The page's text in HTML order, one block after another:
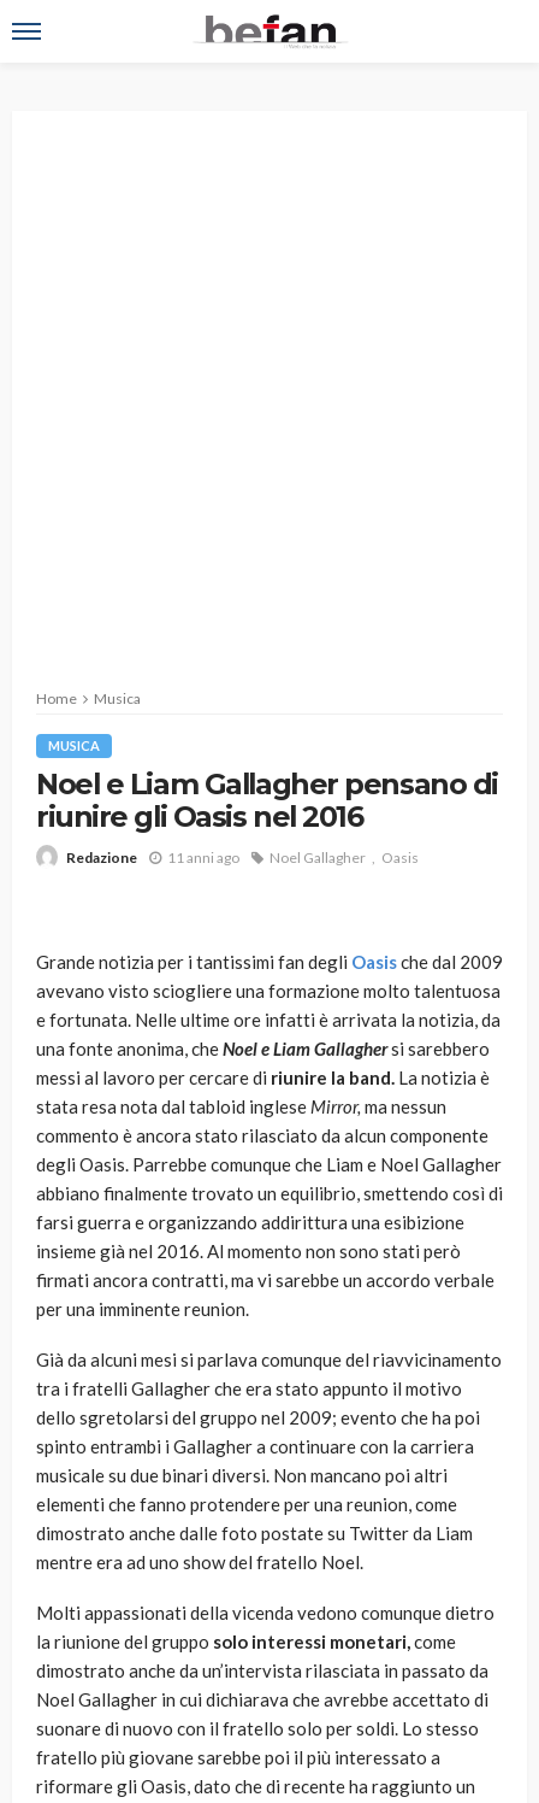
Home Musica
MUSICA
Noel e Liam Gallagher pensano di
riunire gli Oasis nel 2016
Redazione 11 anni ago Noel Gallagher Oasis
Grande notizia per i tantissimi fan degli Oasische dal 2009
avevano visto sciogliere una formazione molto talentuosa
e fortunata. Nelle ultime ore infatti è arrivata la notizia, da
una fonte anonima, cheNoel e Liam Gallaghersi sarebbero
messi al lavoro per cercare di riunire la band. La notizia è
stata resa nota dal tabloid inglese Mirror, ma nessun
commento è ancora stato rilasciato da alcun componente
degli Oasis. Parrebbe comunque che Liam e Noel Gallagher
abbiano finalmente trovato un equilibrio, smettendo così di
farsi guerra e organizzando addirittura una esibizione
insieme già nel 2016. Al momento non sono stati però
firmati ancora contratti, ma vi sarebbe un accordo verbale
per una imminente reunion.
Già da alcuni mesi si parlava comunque del riavvicinamento
tra i fratelli Gallagher che era stato appunto il motivo
dello sgretolarsi del gruppo nel 2009; evento che ha poi
spinto entrambi i Gallagher a continuare con la carriera
musicale su due binari diversi. Non mancano poi altri
elementi che fanno protendere per una reunion, come
dimostrato anche dalle foto postate su Twitter da Liam
mentre era ad uno show del fratello Noel.
Molti appassionati della vicenda vedono comunque dietro
la riunione del gruppo solo interessi monetari,come
dimostrato anche da un’intervista rilasciata in passato da
Noel Gallagher in cui dichiarava che avrebbe accettato di
suonare di nuovo con il fratello solo per soldi. Lo stesso
fratello più giovane sarebbe poi il più interessato a
riformare gli Oasis, dato che di recente ha raggiunto un